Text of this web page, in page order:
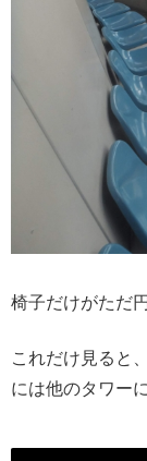
椅子だけがただ
これだけ見ると
には他のタワー